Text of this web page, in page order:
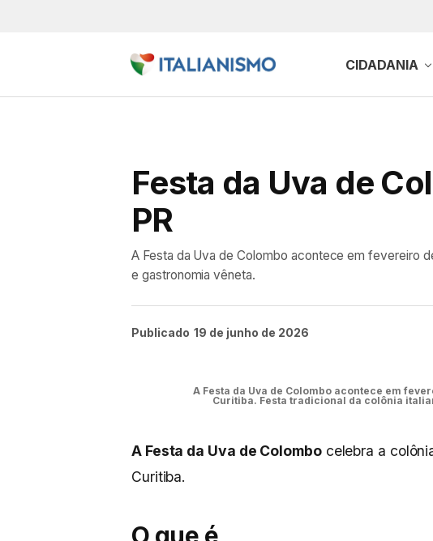
CIDADANIA
Festa da Uva de
PR
A Festa da Uva de Colombo acontece em fevereiro
e gastronomia vêneta.
Publicado 19 de junho de 2026
A Festa da Uva de Colombo acontece em
Curitiba. Festa tradicional da colônia
A Festa da Uva de Colombocelebra a
Curitiba.